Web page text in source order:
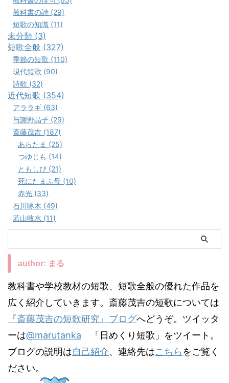
教科書の詩 (29)
短歌の知識 (11)
未分類 (3)
短歌全般 (327)
季節の短歌 (110)
現代短歌 (90)
詩歌 (32)
近代短歌 (354)
アララギ (63)
与謝野晶子 (29)
斎藤茂吉 (187)
あらたま (25)
つゆじも (14)
ともしび (21)
死にたまふ母 (10)
赤光 (33)
石川啄木 (49)
若山牧水 (11)
author: まる
教科書や学校教材の短歌、短歌全般の優れた作品を
広く紹介していきます。斎藤茂吉の短歌については
『斎藤茂吉の短歌研究』ブログへどうぞ。ツイッタ
ーは@marutanka 「日めくり短歌」をツイート。
ブログの説明は自己紹介、連絡先はこちら をご覧く
ださい。